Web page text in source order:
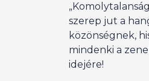
szerep jut a
közönségnek,
mindenki a
idejére!